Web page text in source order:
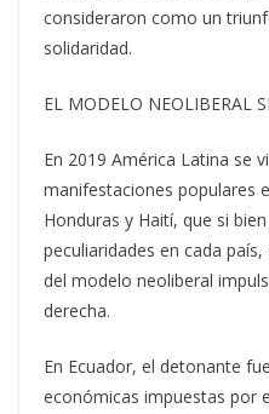
consideraron como un
solidaridad.
EL MODELO NEOLIBERAL
En 2019 América Latina se
manifestaciones populares
Honduras y Haití, que si
peculiaridades en cada
del modelo neoliberal
derecha.
En Ecuador, el detonante
económicas impuestas por